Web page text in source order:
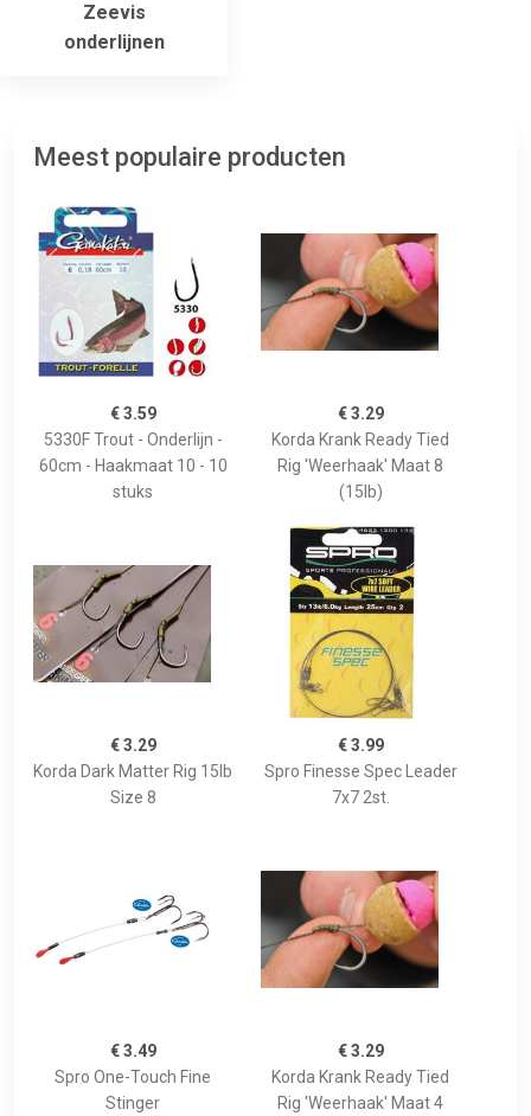
Zeevis
onderlijnen
Meest populaire producten
€ 3.59
5330F Trout - Onderlijn -
60cm - Haakmaat 10 - 10
stuks
€ 3.29
Korda Krank Ready Tied
Rig 'Weerhaak' Maat 8
(15lb)
€ 3.29
Korda Dark Matter Rig 15lb
Size 8
€ 3.99
Spro Finesse Spec Leader
7x7 2st.
€ 3.49
Spro One-Touch Fine
Stinger
€ 3.29
Korda Krank Ready Tied
Rig 'Weerhaak' Maat 4